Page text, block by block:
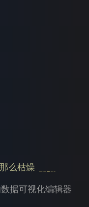
么枯燥
据可视化编辑器